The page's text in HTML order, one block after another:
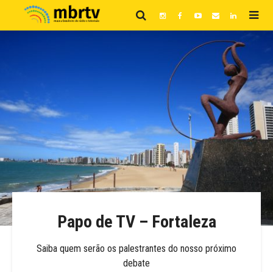
Papo de TV – Fortaleza
Saiba quem serão os palestrantes do nosso próximo
debate